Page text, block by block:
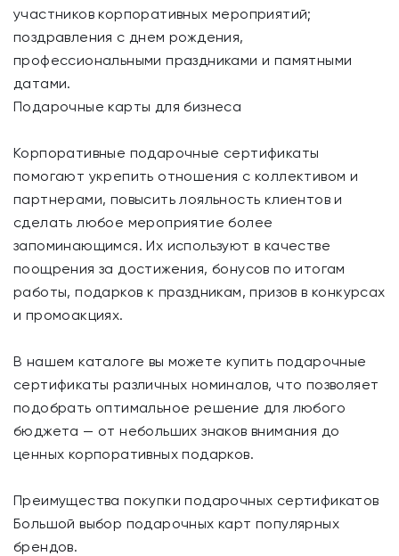
участников корпоративных мероприятий;
поздравления с днем рождения,
профессиональными праздниками и памятными
датами.
Подарочные карты для бизнеса
Корпоративные подарочные сертификаты
помогают укрепить отношения с коллективом и
партнерами, повысить лояльность клиентов и
сделать любое мероприятие более
запоминающимся. Их используют в качестве
поощрения за достижения, бонусов по итогам
работы, подарков к праздникам, призов в конкурсах
и промоакциях.
В нашем каталоге вы можете купить подарочные
сертификаты различных номиналов, что позволяет
подобрать оптимальное решение для любого
бюджета — от небольших знаков внимания до
ценных корпоративных подарков.
Преимущества покупки подарочных сертификатов
Большой выбор подарочных карт популярных
брендов.